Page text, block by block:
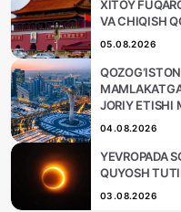
XITOY
VA CHIQISH
05.08.2026
JORIY ETISHI
04.08.2026
YEVROPADA
QUYOSH
03.08.2026